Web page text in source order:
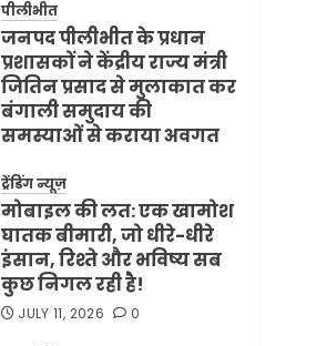
वेतन, फिर जनता से अभद्र
व्यवहार क्यों?
JUNE 1, 2026 0
ट्रेंडिंग न्यूज़ विदेश
अमेरिका ने फिर से ईरान को
युद्ध समाप्त करने के लिए
भेजी अपनी 5 शर्तें
MAY 18, 2026 0
टॉप न्यूज़ ट्रेंडिंग न्यूज़
भारत-अमेरिका व्यापार
पीलीभीत
जनपद पीलीभीत के प्रधान
प्रशासकों ने केंद्रीय राज्य मंत्री
जितिन प्रसाद से मुलाकात कर
बंगाली समुदाय की
समस्याओं से कराया अवगत
ट्रेंडिंग न्यूज़
मोबाइल की लत: एक खामोश
घातक बीमारी, जो धीरे-धीरे
इंसान, रिश्ते और भविष्य सब
कुछ निगल रही है!
JULY 11, 2026 0